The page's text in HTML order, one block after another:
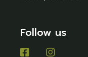
Follow us